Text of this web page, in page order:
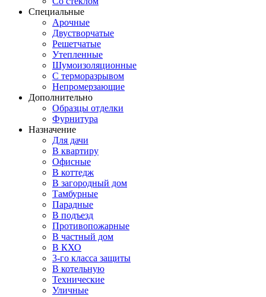
Специальные
Арочные
Двустворчатые
Решетчатые
Утепленные
Шумоизоляционные
С терморазрывом
Непромерзающие
Дополнительно
Образцы отделки
Фурнитура
Назначение
Для дачи
В квартиру
Офисные
В коттедж
В загородный дом
Тамбурные
Парадные
В подъезд
Противопожарные
В частный дом
В КХО
3-го класса защиты
В котельную
Технические
Уличные